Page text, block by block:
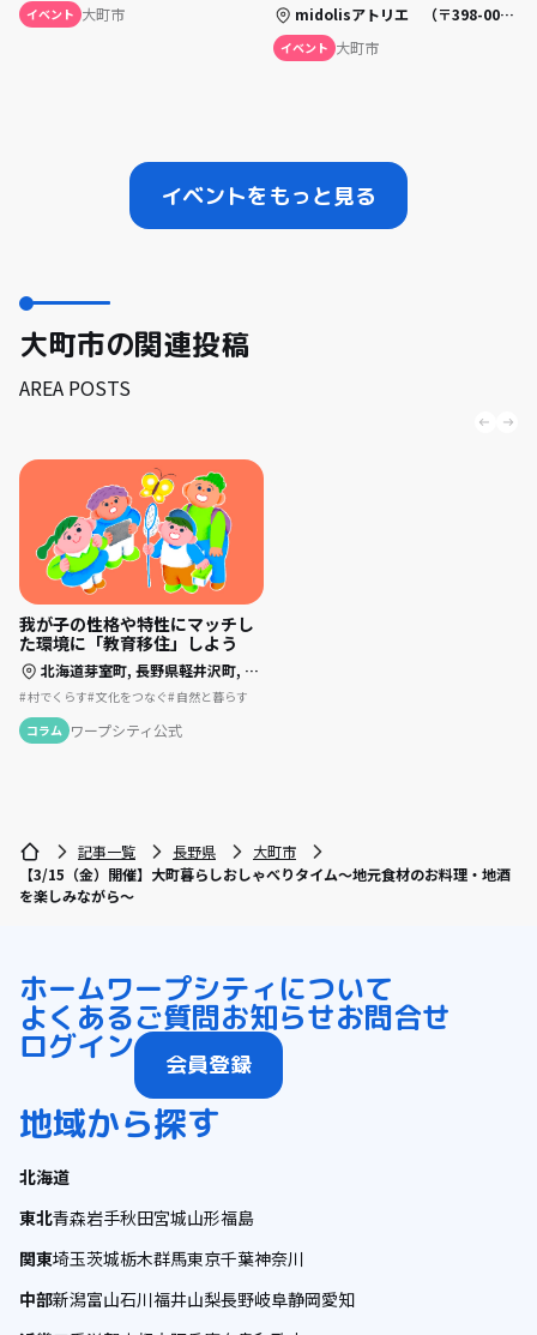
イベント 大町市 midolisアトリエ （〒398-0002 長野県大町市大町五日町 3250）
イベント 大町市
イベントをもっと見る
大町市の関連投稿
AREA POSTS
我が子の性格や特性にマッチし
た環境に「教育移住」しよう
北海道芽室町, 長野県軽井沢町, 長野県大町市,
村でくらす 文化をつなぐ
自然と暮らす
コラム ワープシティ公式
記事一覧 長野県
大町市
【3/15（金）開催】大町暮らしおしゃべりタイム～地元食材のお料理・地酒
を楽しみながら～
ホームワープシティについて
よくあるご質問お知らせお問合せ
ログイン 会員登録
地域から探す
北海道
東北青森岩手秋田宮城山形福島
関東埼玉茨城栃木群馬東京千葉神奈川
中部新潟富山石川福井山梨長野岐阜静岡愛知